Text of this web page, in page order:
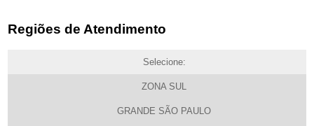
Regiões de Atendimento
Selecione:
ZONA SUL
GRANDE SÃO PAULO